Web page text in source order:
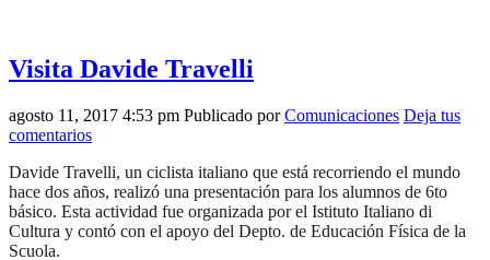
Visita Davide Travelli
agosto 11, 2017 4:53 pm Publicado porComunicaciones Deja tus
comentarios
Davide Travelli, un ciclista italiano que está recorriendo el mundo
hace dos años, realizó una presentación para los alumnos de 6to
básico. Esta actividad fue organizada por el Istituto Italiano di
Cultura y contó con el apoyo del Depto. de Educación Física de la
Scuola.